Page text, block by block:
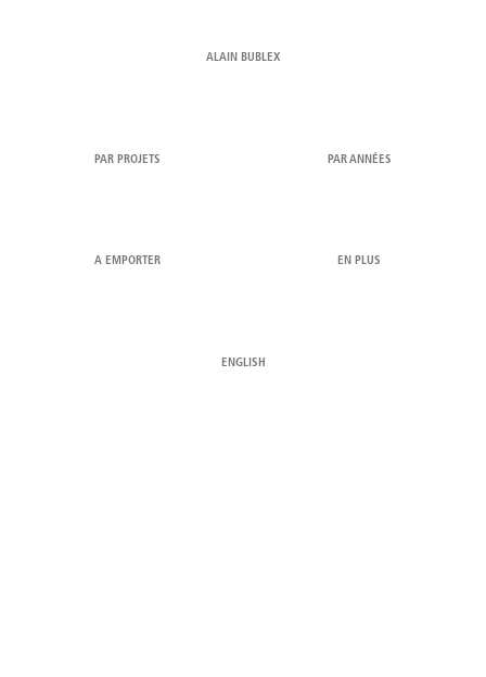
ALAIN BUBLEX
PAR PROJETS PAR ANNÉES
A EMPORTER EN PLUS
ENGLISH